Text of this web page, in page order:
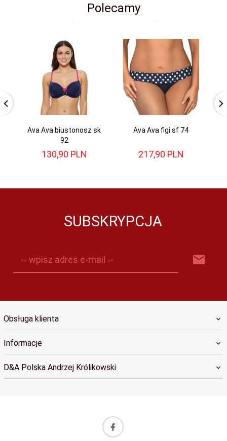
Polecamy
Ava Ava biustonosz sk
92
130,90 PLN
Ava Ava figi sf 74
217,90 PLN
SUBSKRYPCJA
-- wpisz adres e-mail --
Obsługa klienta
Informacje
D&A Polska Andrzej Królikowski